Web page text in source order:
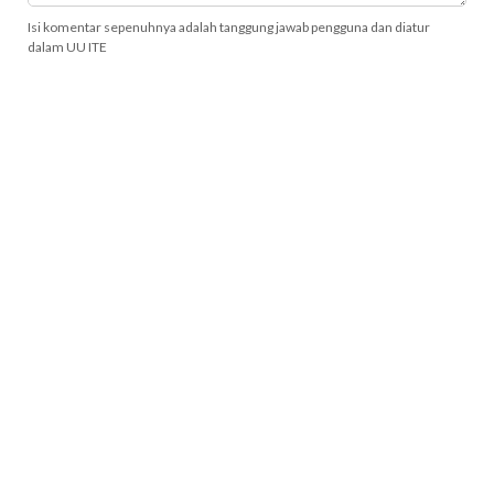
Isi komentar sepenuhnya adalah tanggung jawab pengguna dan diatur
dalam UU ITE